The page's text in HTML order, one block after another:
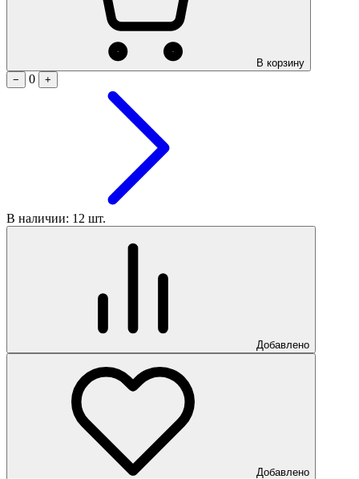
В корзину
−
0 +
В наличии: 12 шт.
Добавлено
Добавлено